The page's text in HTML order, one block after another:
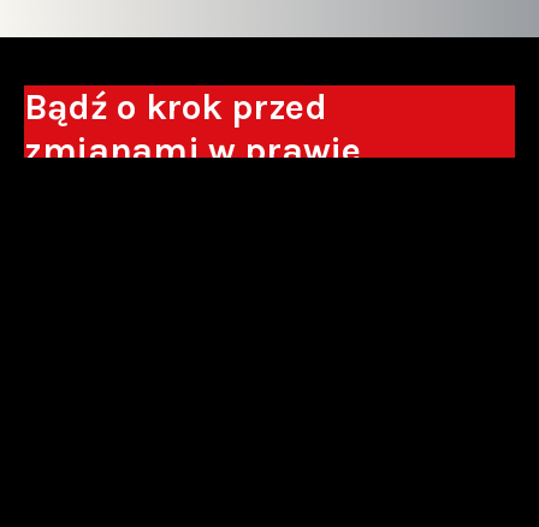
Bądź o krok przed
zmianami w prawie